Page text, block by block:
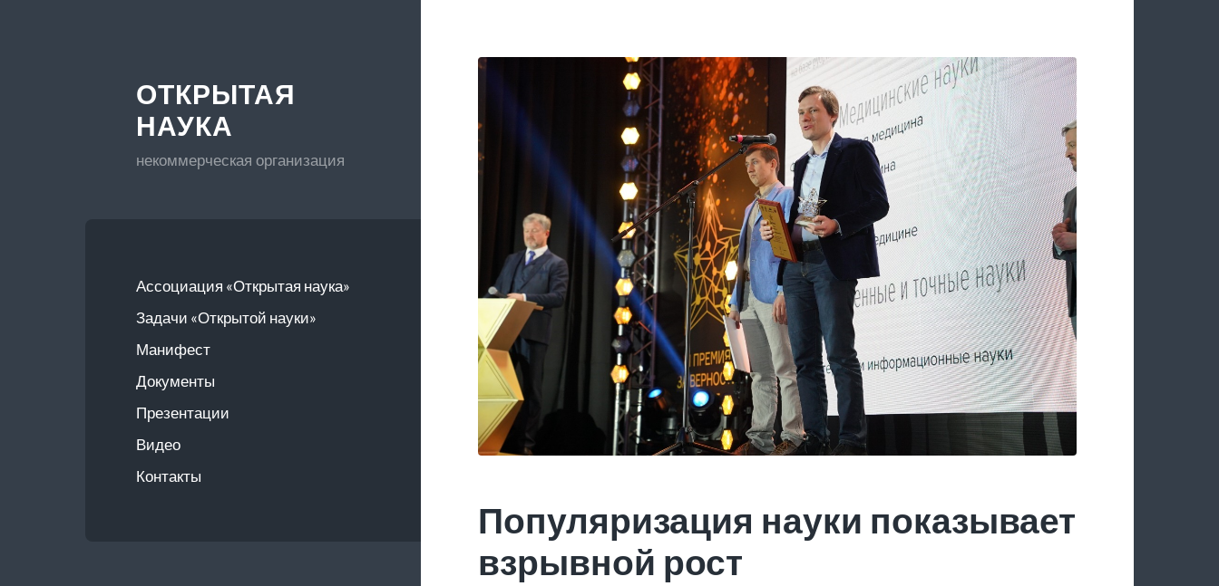
ОТКРЫТАЯ
НАУКА
некоммерческая организация
Ассоциация «Открытая наука»
Задачи «Открытой науки»
Манифест
Документы
Презентации
Видео
Контакты
Популяризация науки показывает
взрывной рост